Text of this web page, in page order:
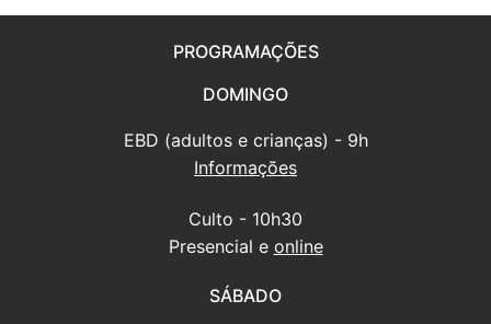
PROGRAMAÇÕES
DOMINGO
EBD (adultos e crianças) - 9h
Informações
Culto - 10h30
Presencial e online
SÁBADO